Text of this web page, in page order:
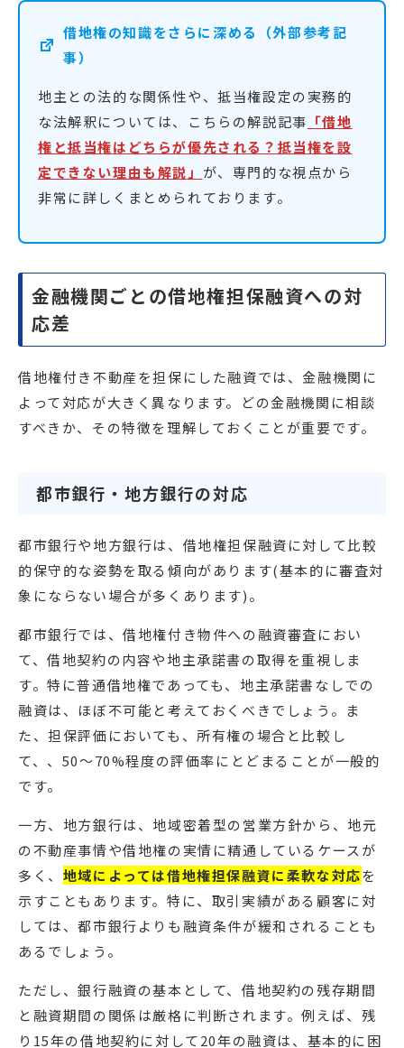
借地権の知識をさらに深める（外部参考記
事）
地主との法的な関係性や、抵当権設定の実務的
な法解釈については、こちらの解説記事 「借地
権と抵当権はどちらが優先される？抵当権を設
定できない理由も解説」 が、専門的な視点から
非常に詳しくまとめられております。
金融機関ごとの借地権担保融資への対
応差
借地権付き不動産を担保にした融資では、金融機関に
よって対応が大きく異なります。どの金融機関に相談
すべきか、その特徴を理解しておくことが重要です。
都市銀行・地方銀行の対応
都市銀行や地方銀行は、借地権担保融資に対して比較
的保守的な姿勢を取る傾向があります(基本的に審査対
象にならない場合が多くあります)。
都市銀行では、借地権付き物件への融資審査におい
て、借地契約の内容や地主承諾書の取得を重視しま
す。特に普通借地権であっても、地主承諾書なしでの
融資は、ほぼ不可能と考えておくべきでしょう。ま
た、担保評価においても、所有権の場合と比較し
て、、50〜70%程度の評価率にとどまることが一般的
です。
一方、地方銀行は、地域密着型の営業方針から、地元
の不動産事情や借地権の実情に精通しているケースが
多く、 地域によっては借地権担保融資に柔軟な対応を
示すこともあります。特に、取引実績がある顧客に対
しては、都市銀行よりも融資条件が緩和されることも
あるでしょう。
ただし、銀行融資の基本として、借地契約の残存期間
と融資期間の関係は厳格に判断されます。例えば、残
り15年の借地契約に対して20年の融資は、基本的に困